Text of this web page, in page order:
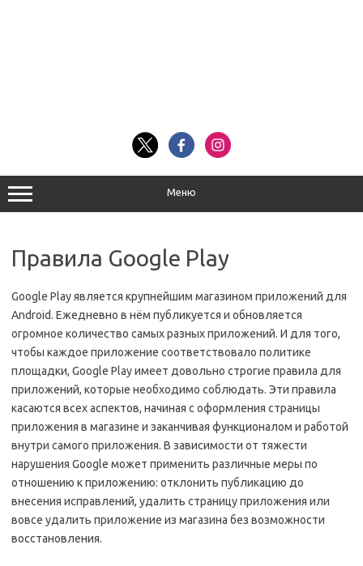
Меню
Правила Google Play
Google Play является крупнейшим магазином приложений для
Android. Ежедневно в нём публикуется и обновляется
огромное количество самых разных приложений. И для того,
чтобы каждое приложение соответствовало политике
площадки, Google Play имеет довольно строгие правила для
приложений, которые необходимо соблюдать. Эти правила
касаются всех аспектов, начиная с оформления страницы
приложения в магазине и заканчивая функционалом и работой
внутри самого приложения. В зависимости от тяжести
нарушения Google может применить различные меры по
отношению к приложению: отклонить публикацию до
внесения исправлений, удалить страницу приложения или
вовсе удалить приложение из магазина без возможности
восстановления.